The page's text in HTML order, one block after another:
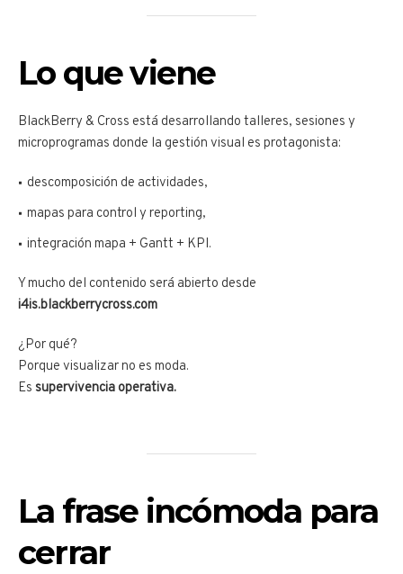
Lo que viene
BlackBerry & Cross está desarrollando talleres, sesiones y
microprogramas donde la gestión visual es protagonista:
descomposición de actividades,
mapas para control y reporting,
integración mapa + Gantt + KPI.
Y mucho del contenido será abierto desde
i4is.blackberrycross.com
¿Por qué?
Porque visualizar no es moda.
Es supervivencia operativa.
La frase incómoda para
cerrar